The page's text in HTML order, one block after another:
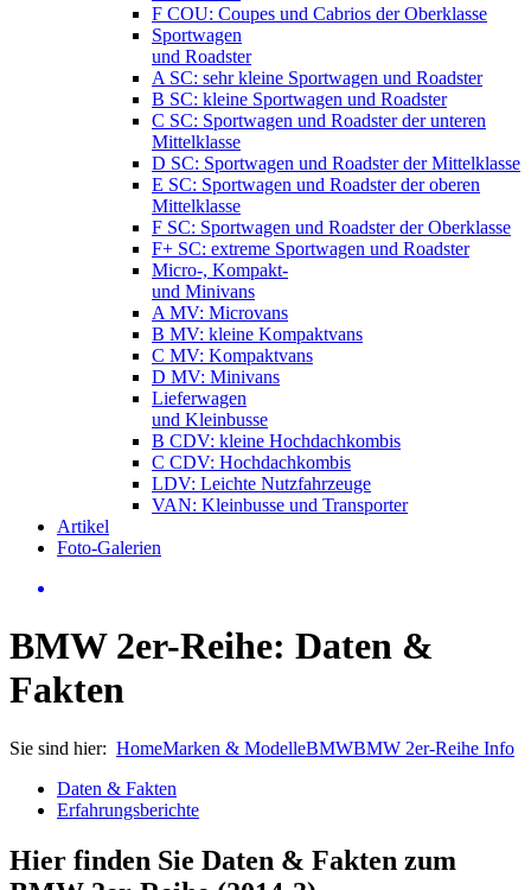
F COU: Coupes und Cabrios der Oberklasse
Sportwagen
und Roadster
A SC: sehr kleine Sportwagen und Roadster
B SC: kleine Sportwagen und Roadster
C SC: Sportwagen und Roadster der unteren
Mittelklasse
D SC: Sportwagen und Roadster der Mittelklasse
E SC: Sportwagen und Roadster der oberen
Mittelklasse
F SC: Sportwagen und Roadster der Oberklasse
F+ SC: extreme Sportwagen und Roadster
Micro-, Kompakt-
und Minivans
A MV: Microvans
B MV: kleine Kompaktvans
C MV: Kompaktvans
D MV: Minivans
Lieferwagen
und Kleinbusse
B CDV: kleine Hochdachkombis
C CDV: Hochdachkombis
LDV: Leichte Nutzfahrzeuge
VAN: Kleinbusse und Transporter
Artikel
Foto-Galerien
BMW 2er-Reihe: Daten &
Fakten
Sie sind hier: HomeMarken & ModelleBMWBMW 2er-Reihe Info
Daten & Fakten
Erfahrungsberichte
Hier finden Sie Daten & Fakten zum